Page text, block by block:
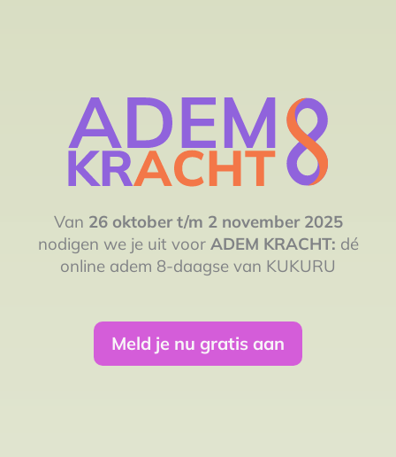
Van 26 oktober t/m 2 november 2025
nodigen we je uit voor ADEM KRACHT: dé
online adem 8-daagse van KUKURU
Meld je nu gratis aan